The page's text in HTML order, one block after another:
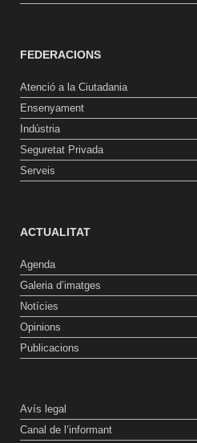
FEDERACIONS
Atenció a la Ciutadania
Ensenyament
Indústria
Seguretat Privada
Serveis
ACTUALITAT
Agenda
Galeria d’imatges
Notícies
Opinions
Publicacions
Avís legal
Canal de l’informant